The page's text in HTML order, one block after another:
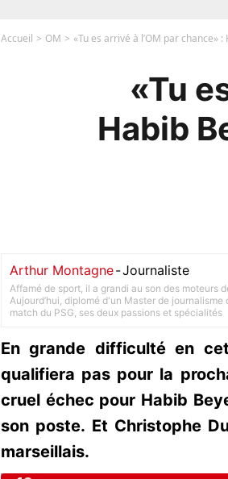
Accueil OM «Tu es arrivé à l’OM par chance»
«Tu
Habib
Arthur Montagne-Journaliste
Affamé de sport, il a grandi au son des moteurs
Aujourd’hui, diplomé d'un Master de
match du PSG, ses deux passions et spécialités
En grande difficulté en
qualifiera pas pour la
cruel échec pour Habib
son poste. Et Christophe
marseillais.